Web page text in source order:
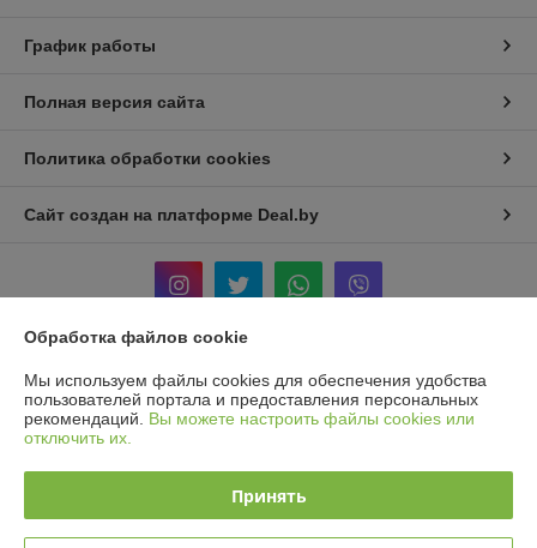
График работы
Полная версия сайта
Политика обработки cookies
Сайт создан на платформе Deal.by
Информация для покупателя
Юридическое лицо: ООО «ГРИН ХИППО»
220075 г. Минск, ул.Ротмистрова,40 ком. 12
Регистрационный орган: Мингорисполком
Обработка файлов cookie
Мы используем файлы cookies для обеспечения удобства
пользователей портала и предоставления персональных
рекомендаций. Вы можете настроить файлы cookies или
отключить их.
Принять